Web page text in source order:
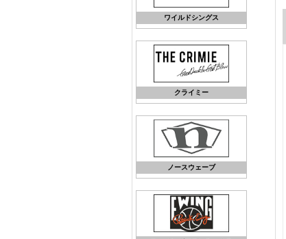
ワイルドシングス
クライミー
ノースウェーブ